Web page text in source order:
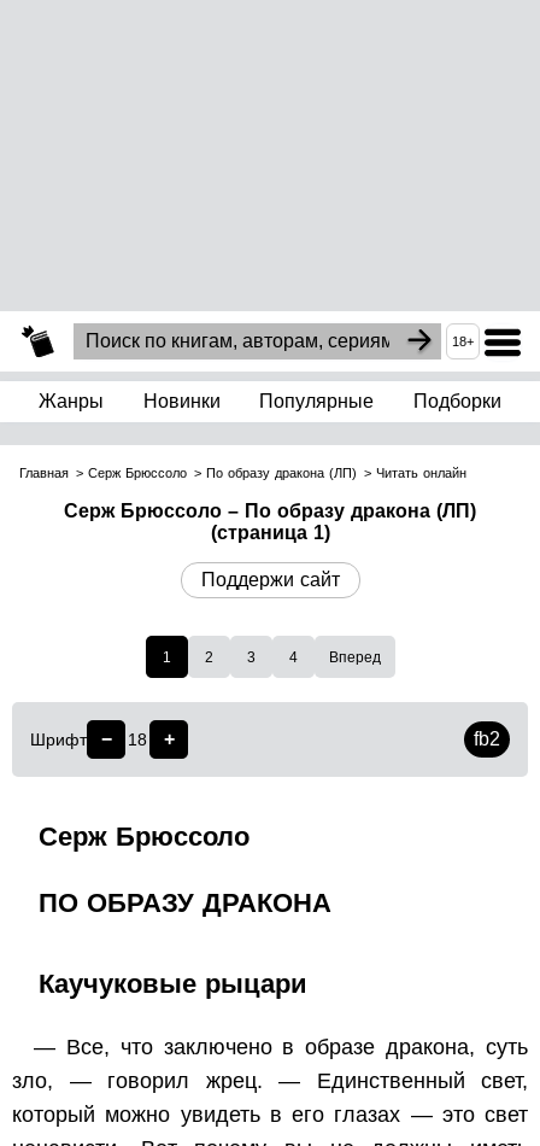
18+
Жанры Новинки Популярные Подборки
Главная Серж Брюссоло По образу дракона (ЛП) Читать онлайн
Серж Брюссоло – По образу дракона (ЛП)
(страница 1)
Поддержи сайт
1 2 3 4 Вперед
Шрифт − 18 + fb2
Серж Брюссоло
ПО ОБРАЗУ ДРАКОНА
Каучуковые рыцари
— Все, что заключено в образе дракона, суть
зло, — говорил жрец. — Единственный свет,
который можно увидеть в его глазах — это свет